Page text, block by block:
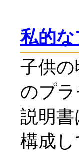
私的
子供
のプ
説明
構成